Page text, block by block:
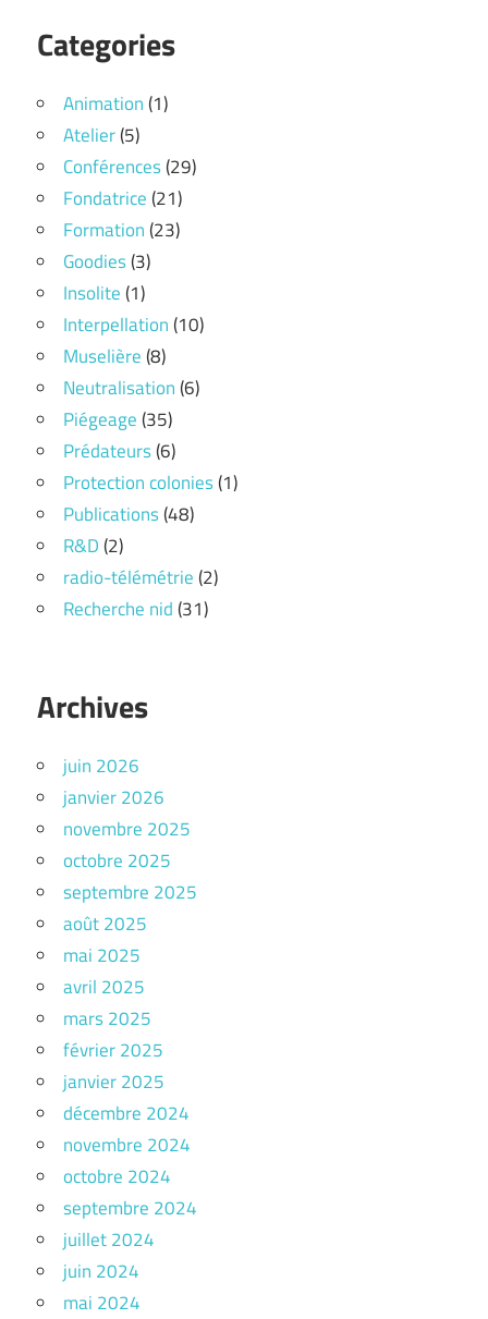
Categories
Animation(1)
Atelier(5)
Conférences(29)
Fondatrice(21)
Formation(23)
Goodies(3)
Insolite(1)
Interpellation(10)
Muselière(8)
Neutralisation(6)
Piégeage(35)
Prédateurs(6)
Protection colonies(1)
Publications(48)
R&D(2)
radio-télémétrie(2)
Recherche nid(31)
Archives
juin 2026
janvier 2026
novembre 2025
octobre 2025
septembre 2025
août 2025
mai 2025
avril 2025
mars 2025
février 2025
janvier 2025
décembre 2024
novembre 2024
octobre 2024
septembre 2024
juillet 2024
juin 2024
mai 2024